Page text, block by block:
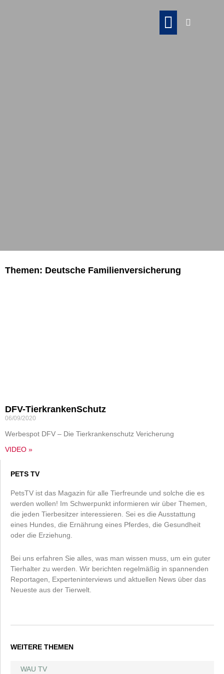
Themen: Deutsche Familienversicherung
DFV-TierkrankenSchutz
06/09/2020
Werbespot DFV – Die Tierkrankenschutz Vericherung
VIDEO »
PETS TV
PetsTV ist das Magazin für alle Tierfreunde und solche die es
werden wollen! Im Schwerpunkt informieren wir über Themen,
die jeden Tierbesitzer interessieren. Sei es die Ausstattung
eines Hundes, die Ernährung eines Pferdes, die Gesundheit
oder die Erziehung.
Bei uns erfahren Sie alles, was man wissen muss, um ein guter
Tierhalter zu werden. Wir berichten regelmäßig in spannenden
Reportagen, Experteninterviews und aktuellen News über das
Neueste aus der Tierwelt.
WEITERE THEMEN
WAU TV